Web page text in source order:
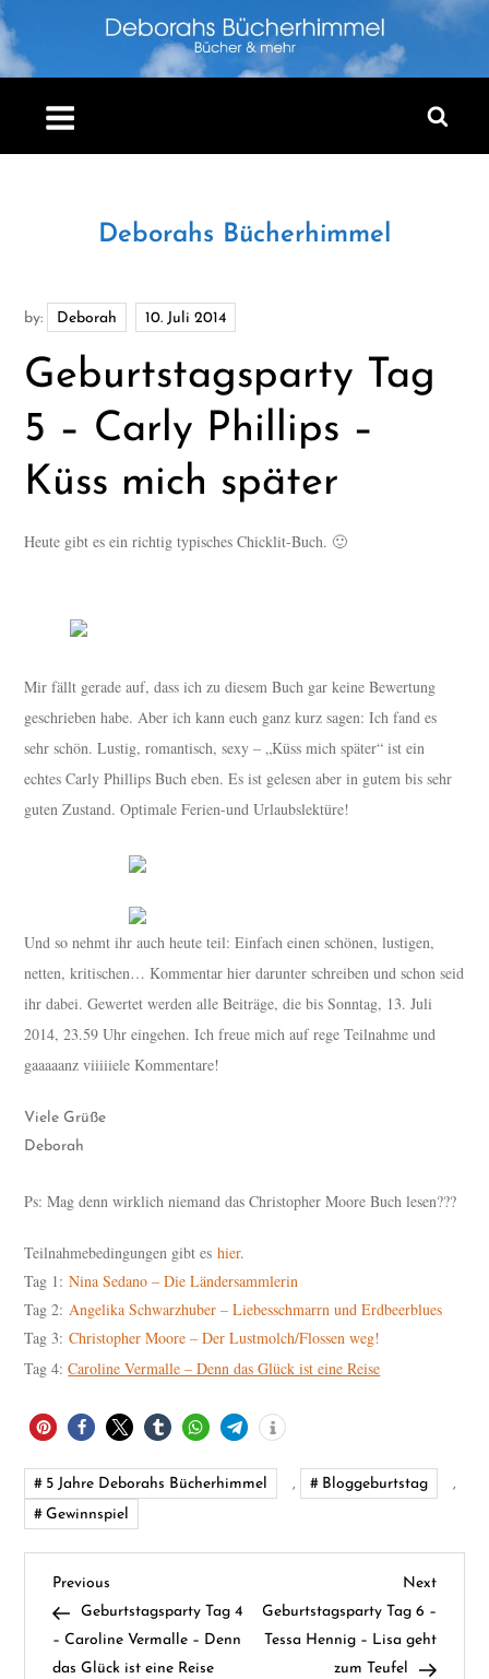
Skip
to
content
Deborahs Bücherhimmel
by: Deborah
Geburtstagsparty Tag
5 – Carly Phillips –
Küss mich später
Heute gibt es ein richtig typisches Chicklit-Buch. 🙂
Mir fällt gerade auf, dass ich zu diesem Buch gar keine Bewertung
geschrieben habe. Aber ich kann euch ganz kurz sagen: Ich fand es
sehr schön. Lustig, romantisch, sexy – „Küss mich später“ ist ein
echtes Carly Phillips Buch eben. Es ist gelesen aber in gutem bis sehr
guten Zustand. Optimale Ferien-und Urlaubslektüre!
Und so nehmt ihr auch heute teil: Einfach einen schönen, lustigen,
netten, kritischen… Kommentar hier darunter schreiben und schon seid
ihr dabei. Gewertet werden alle Beiträge, die bis Sonntag, 13. Juli
2014, 23.59 Uhr eingehen. Ich freue mich auf rege Teilnahme und
gaaaaanz viiiiiele Kommentare!
Viele Grüße
Deborah
Ps: Mag denn wirklich niemand das Christopher Moore Buch lesen???
Teilnahmebedingungen gibt eshier.
Tag 1:Nina Sedano – Die Ländersammlerin
Tag 2:Angelika Schwarzhuber – Liebesschmarrn und Erdbeerblues
Tag 3:Christopher Moore – Der Lustmolch/Flossen weg!
Tag 4:Caroline Vermalle – Denn das Glück ist eine Reise
5 Jahre Deborahs Bücherhimmel , Bloggeburtstag
,
Gewinnspiel
B
e
Previous
Post
Previous
Geburtstagsparty Tag 4
– Caroline Vermalle – Denn
das Glück ist eine Reise
Next
Post
Next
Geburtstagsparty Tag 6 –
Tessa Hennig – Lisa geht
zum Teufel